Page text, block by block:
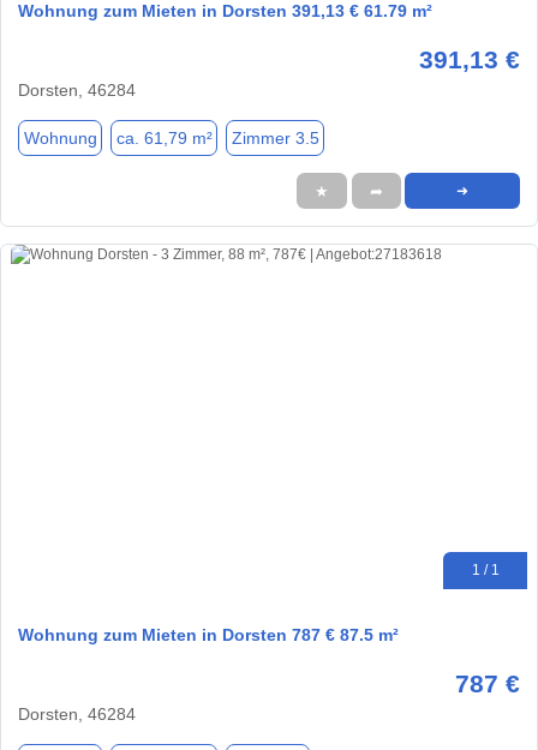
Wohnung zum Mieten in Dorsten 391,13 € 61.79 m²
391,13 €
Dorsten, 46284
Wohnung ca. 61,79 m² Zimmer 3.5
★ ➦ ➜
1 / 1
Wohnung zum Mieten in Dorsten 787 € 87.5 m²
787 €
Dorsten, 46284